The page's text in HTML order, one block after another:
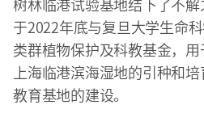
于2022年底与复旦大学生命
类群植物保护及科教基金，
上海临港滨海湿地的引种和
教育基地的建设。